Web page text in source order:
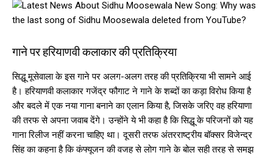
गाने पर हरियाणवी कलाकार की प्रतिक्रिया
सिद्धू मूसेवाला के इस गाने पर अलग-अलग तरह की प्रतिक्रिया भी सामने आई
है। हरियाणवी कलाकार गजेंद्र फौगाट ने गाने के शब्दों का कड़ा विरोध किया है
और बदले में एक नया गाना बनाने का एलान किया है, जिसके जरिए वह हरियाणा
की तरफ से अपना जवाब देंगे। उन्होंने ये भी कहा है कि सिद्धू के परिजनों को यह
गाना रिलीज नहीं करना चाहिए था। दूसरी तरफ अंतरराष्ट्रीय बॉक्सर विजेन्द्र
सिंह का कहना है कि कंफ्यूजन की वजह से लोग गाने के बोल सही तरह से समझ